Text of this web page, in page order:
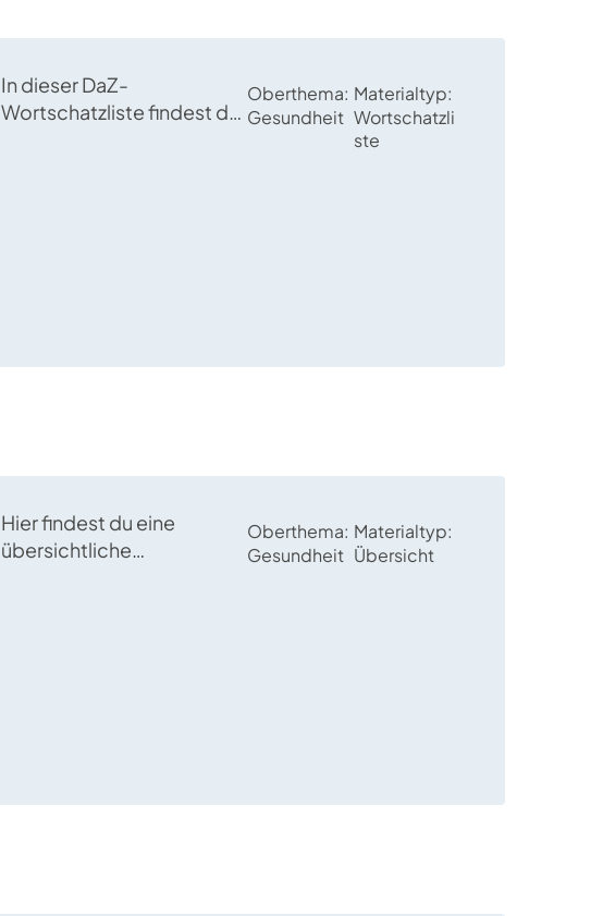
In dieser DaZ-
Wortschatzliste findest du
Oberthema
Gesundheit
Materialtyp
Wortschatzli
ste
Hier findest du eine
übersichtliche
Oberthema
Gesundheit
Materialtyp
Übersicht